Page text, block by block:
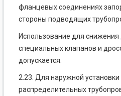
фланцевых соединениях
стороны подводящих
Использование для
специальных клапанов и
допускается.
2.23. Для наружной
распределительных